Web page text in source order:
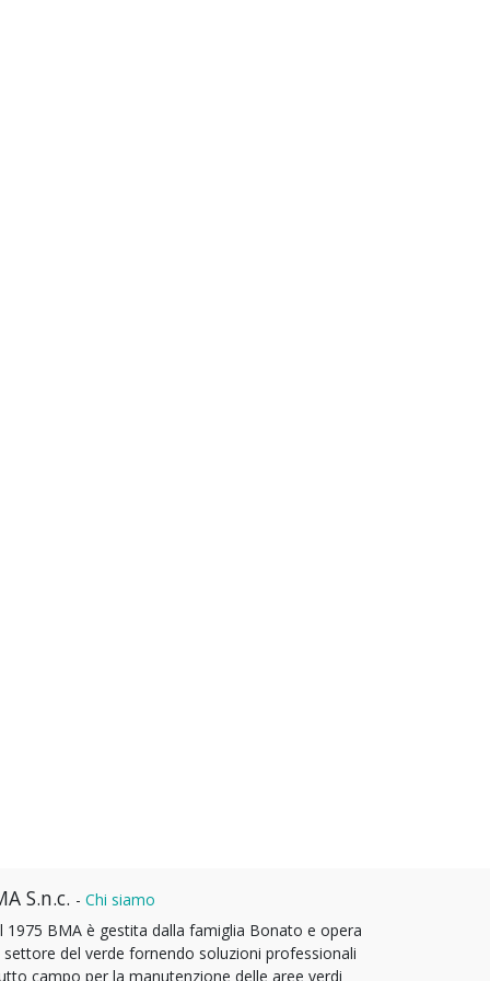
S.n.c. - Chi siamo
1975 BMA è gestita dalla famiglia Bonato e opera
settore del verde fornendo soluzioni professionali
campo per la manutenzione delle aree verdi